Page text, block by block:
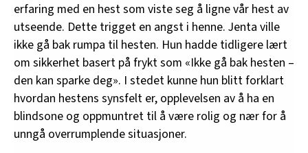
erfaring med en hest som viste seg å ligne vår hest av
utseende. Dette trigget en angst i henne. Jenta ville
ikke gå bak rumpa til hesten. Hun hadde tidligere lært
om sikkerhet basert på frykt som «Ikke gå bak hesten –
den kan sparke deg». I stedet kunne hun blitt forklart
hvordan hestens synsfelt er, opplevelsen av å ha en
blindsone og oppmuntret til å være rolig og nær for å
unngå overrumplende situasjoner.